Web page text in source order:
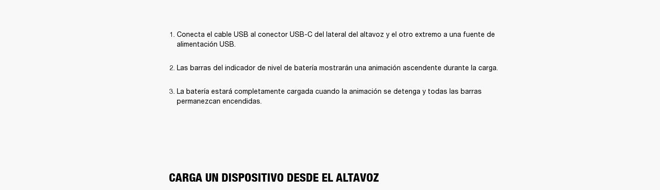
Conecta el cable USB al conector USB-C del lateral del altavoz y el otro extremo a una fuente de
alimentación USB.
Las barras del indicador de nivel de batería mostrarán una animación ascendente durante la carga.
La batería estará completamente cargada cuando la animación se detenga y todas las barras
permanezcan encendidas.
CARGA UN DISPOSITIVO DESDE EL ALTAVOZ